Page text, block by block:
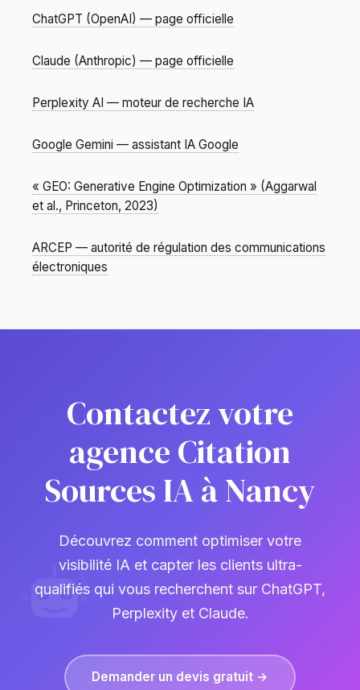
ChatGPT (OpenAI) — page officielle
Claude (Anthropic) — page officielle
Perplexity AI — moteur de recherche IA
Google Gemini — assistant IA Google
« GEO: Generative Engine Optimization » (Aggarwal
et al., Princeton, 2023)
ARCEP — autorité de régulation des communications
électroniques
Contactez votre
agence Citation
Sources IA à Nancy
Découvrez comment optimiser votre
visibilité IA et capter les clients ultra-
qualifiés qui vous recherchent sur ChatGPT,
Perplexity et Claude.
Demander un devis gratuit →